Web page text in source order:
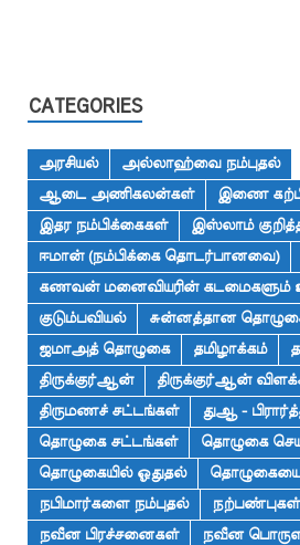
CATEGORIES
அரசியல்
அல்லாஹ்வை நம்புதல்
ஆடை அணிகலன்கள்
இணை
இதர நம்பிக்கைகள்
இஸ்லாம்
ஈமான் (நம்பிக்கை தொடர்பானவை)
கணவன் மனைவியரின் கடமைகளும்
குடும்பவியல்
சுன்னத்தான
ஜமாஅத் தொழுகை
தமிழாக்கம்
திருக்குர்ஆன்
திருக்குர்ஆன்
திருமணச் சட்டங்கள்
துஆ -
தொழுகை சட்டங்கள்
தொழுகை
தொழுகையில் ஓதுதல்
தொழுகையை
நபிமார்களை நம்புதல்
நவீன பிரச்சனைகள்
நவீன